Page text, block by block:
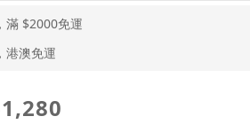
滿 $2000免運
港澳免運